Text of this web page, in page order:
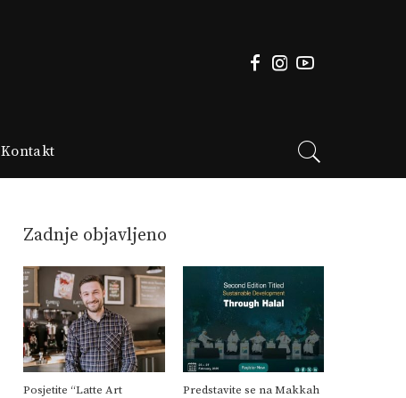
Kontakt
Zadnje objavljeno
Posjetite “Latte Art
Predstavite se na Makkah